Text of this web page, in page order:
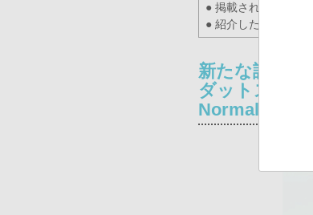
● 掲載されている薬
● 紹介した症例は臨
新たな評価法
ダットスキャ
Normal Data